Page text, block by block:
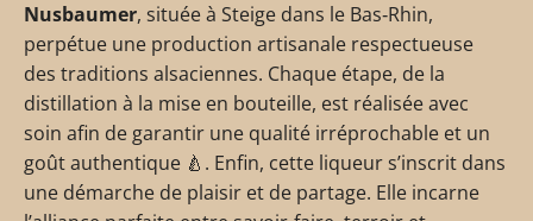
Nusbaumer, située à Steige dans le Bas‑Rhin,
perpétue une production artisanale respectueuse
des traditions alsaciennes. Chaque étape, de la
distillation à la mise en bouteille, est réalisée avec
soin afin de garantir une qualité irréprochable et un
goût authentique 🍐. Enfin, cette liqueur s’inscrit dans
une démarche de plaisir et de partage. Elle incarne